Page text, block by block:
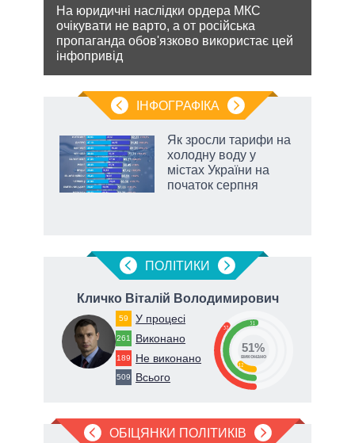
На юридичні наслідки ордера МКС
очікувати не варто, а от російська
пропаганда обов'язково використає цей
інфопривід
ІНФОГРАФІКА
Як зросли тарифи на
холодну воду у
містах України на
початок серпня
ПОЛIТИКИ
Кличко Віталій Володимирович
59 У процесі
261 Виконано
189 Не виконано
509 Всього
37
51
12
51%
виконано
ОБІЦЯНКИ ПОЛІТИКІВ